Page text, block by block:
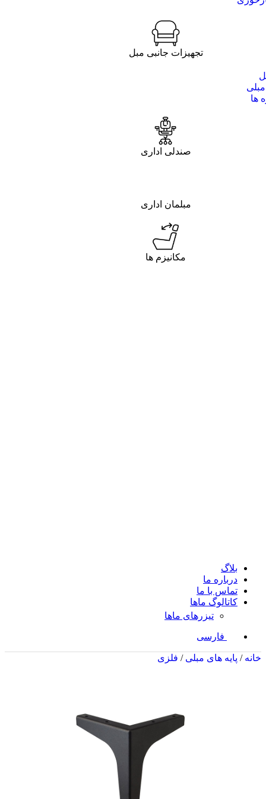
تجهیزات جانبی مبل
ها
صندلی اداری
مبلمان اداری
مکانیزم ها
بلاگ
درباره ما
تماس با ما
کاتالوگ ماها
تیزرهای ماها
فارسی
خانه/ پایه های مبلی/ فلزی